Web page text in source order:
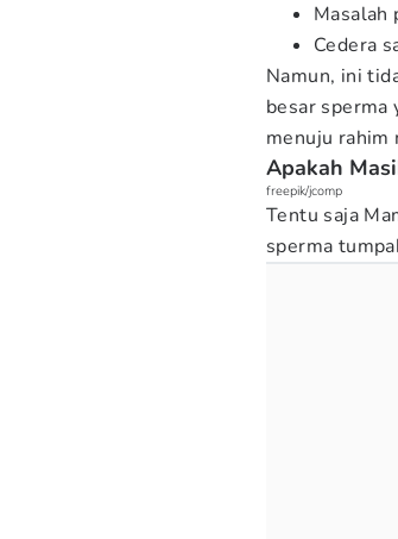
Masalah
Cedera
Namun, ini
besar sperma
menuju rahim
Apakah
freepik/jcomp
Tentu saja
sperma